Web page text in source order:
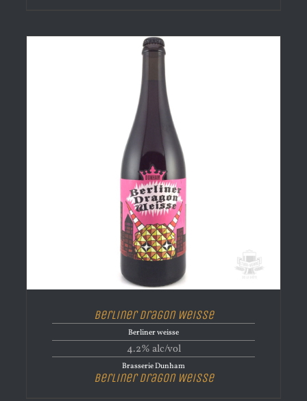
Berliner Dragon Weisse
Berliner weisse
4.2% alc/vol
Brasserie Dunham
Berliner Dragon Weisse